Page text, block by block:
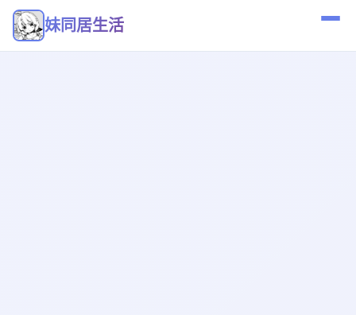
妹同居生活